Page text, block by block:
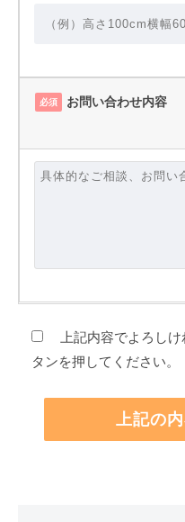
必須 お問い合わせ内容
上記内容でよろしけ
タンを押してください。